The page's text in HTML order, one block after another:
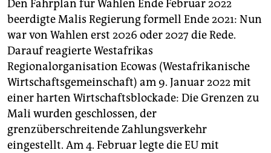
Den Fahrplan für Wahlen Ende Februar 2022
beerdigte Malis Regierung formell Ende 2021: Nun
war von Wahlen erst 2026 oder 2027 die Rede.
Darauf reagierte Westafrikas
Regionalorganisation Ecowas (Westafrikanische
Wirtschaftsgemeinschaft) am 9. Januar 2022 mit
einer harten Wirtschaftsblockade: Die Grenzen zu
Mali wurden geschlossen, der
grenzüberschreitende Zahlungsverkehr
eingestellt. Am 4. Februar legte die EU mit